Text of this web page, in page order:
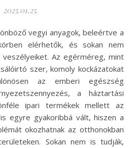
2025.01.25.
elérhetők, és sokan nem
Az egérméreg, mint
szer, komoly kockázatokat
az emberi egészség
a háztartási
ipari termékek mellett az
egyre gyakoribbá vált, hiszen a
okozhatnak az otthonokban
Sokan nem is tudják,